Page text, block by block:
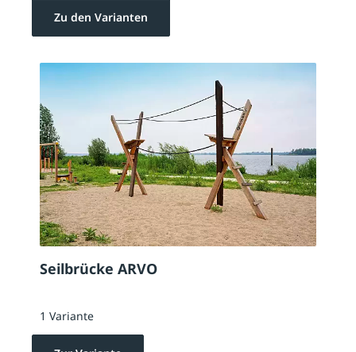
Zu den Varianten
Seilbrücke ARVO
1 Variante